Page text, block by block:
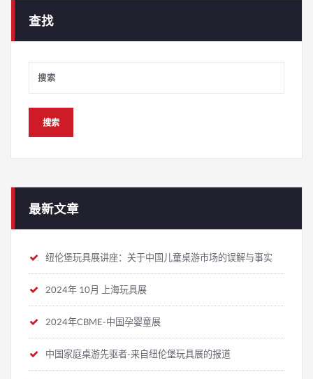
查找
最新文章
纽伦堡玩具展讲座：关于中国儿童桌游市场的误解与事实
2024年 10月 上海玩具展
2024年CBME-中国孕婴童展
中国家庭桌游先驱者-来自纽伦堡玩具展的报道